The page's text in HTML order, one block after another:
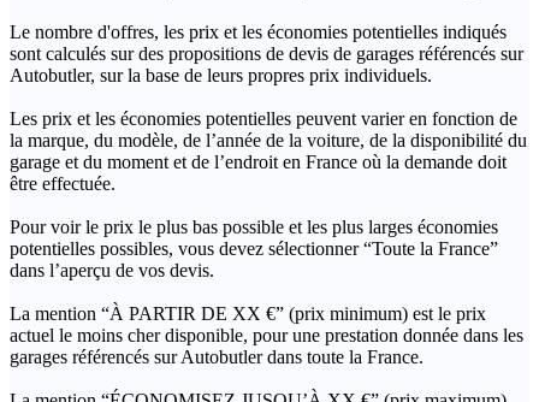
Le nombre d'offres, les prix et les économies potentielles indiqués
sont calculés sur des propositions de devis de garages référencés sur
Autobutler, sur la base de leurs propres prix individuels.
Les prix et les économies potentielles peuvent varier en fonction de
la marque, du modèle, de l’année de la voiture, de la disponibilité du
garage et du moment et de l’endroit en France où la demande doit
être effectuée.
Pour voir le prix le plus bas possible et les plus larges économies
potentielles possibles, vous devez sélectionner “Toute la France”
dans l’aperçu de vos devis.
La mention “À PARTIR DE XX €” (prix minimum) est le prix
actuel le moins cher disponible, pour une prestation donnée dans les
garages référencés sur Autobutler dans toute la France.